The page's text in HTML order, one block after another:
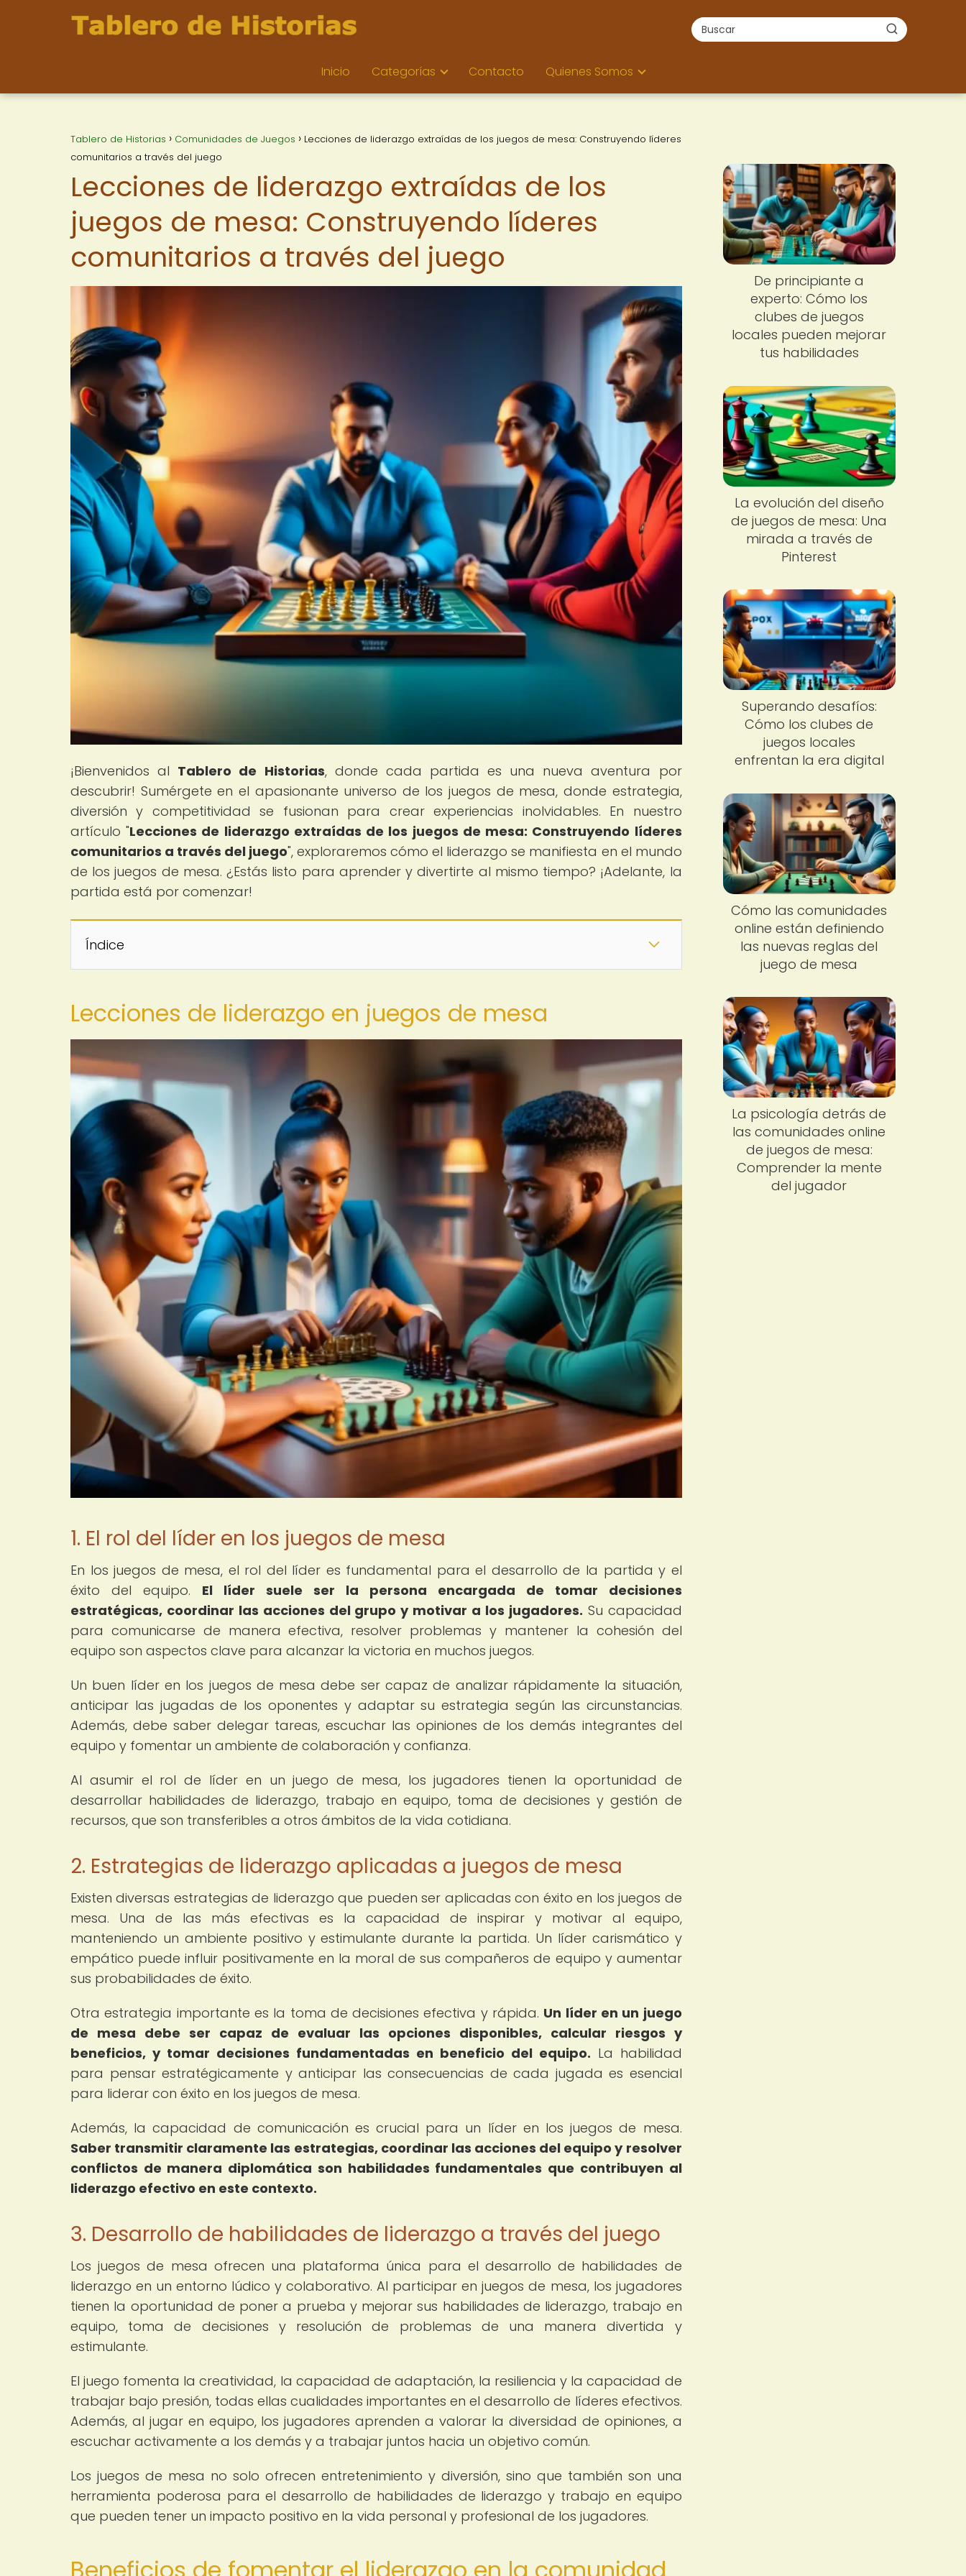
Inicio Categorías Contacto Quienes Somos
Tablero de Historias Comunidades de Juegos
Lecciones de liderazgo extraídas de los juegos de mesa: Construyendo líderes
comunitarios a través del juego
Lecciones de liderazgo extraídas de los
juegos de mesa: Construyendo líderes
comunitarios a través del juego
¡Bienvenidos al Tablero de Historias, donde cada partida es una nueva aventura por
descubrir! Sumérgete en el apasionante universo de los juegos de mesa, donde estrategia,
diversión y competitividad se fusionan para crear experiencias inolvidables. En nuestro
artículo "Lecciones de liderazgo extraídas de los juegos de mesa: Construyendo líderes
comunitarios a través del juego", exploraremos cómo el liderazgo se manifiesta en el mundo
de los juegos de mesa. ¿Estás listo para aprender y divertirte al mismo tiempo? ¡Adelante, la
partida está por comenzar!
Índice
Lecciones de liderazgo en juegos de mesa
1. El rol del líder en los juegos de mesa
En los juegos de mesa, el rol del líder es fundamental para el desarrollo de la partida y el
éxito del equipo. El líder suele ser la persona encargada de tomar decisiones
estratégicas, coordinar las acciones del grupo y motivar a los jugadores. Su capacidad
para comunicarse de manera efectiva, resolver problemas y mantener la cohesión del
equipo son aspectos clave para alcanzar la victoria en muchos juegos.
Un buen líder en los juegos de mesa debe ser capaz de analizar rápidamente la situación,
anticipar las jugadas de los oponentes y adaptar su estrategia según las circunstancias.
Además, debe saber delegar tareas, escuchar las opiniones de los demás integrantes del
equipo y fomentar un ambiente de colaboración y confianza.
Al asumir el rol de líder en un juego de mesa, los jugadores tienen la oportunidad de
desarrollar habilidades de liderazgo, trabajo en equipo, toma de decisiones y gestión de
recursos, que son transferibles a otros ámbitos de la vida cotidiana.
2. Estrategias de liderazgo aplicadas a juegos de mesa
Existen diversas estrategias de liderazgo que pueden ser aplicadas con éxito en los juegos de
mesa. Una de las más efectivas es la capacidad de inspirar y motivar al equipo,
manteniendo un ambiente positivo y estimulante durante la partida. Un líder carismático y
empático puede influir positivamente en la moral de sus compañeros de equipo y aumentar
sus probabilidades de éxito.
Otra estrategia importante es la toma de decisiones efectiva y rápida. Un líder en un juego
de mesa debe ser capaz de evaluar las opciones disponibles, calcular riesgos y
beneficios, y tomar decisiones fundamentadas en beneficio del equipo. La habilidad
para pensar estratégicamente y anticipar las consecuencias de cada jugada es esencial
para liderar con éxito en los juegos de mesa.
Además, la capacidad de comunicación es crucial para un líder en los juegos de mesa.
Saber transmitir claramente las estrategias, coordinar las acciones del equipo y resolver
conflictos de manera diplomática son habilidades fundamentales que contribuyen al
liderazgo efectivo en este contexto.
3. Desarrollo de habilidades de liderazgo a través del juego
Los juegos de mesa ofrecen una plataforma única para el desarrollo de habilidades de
liderazgo en un entorno lúdico y colaborativo. Al participar en juegos de mesa, los jugadores
tienen la oportunidad de poner a prueba y mejorar sus habilidades de liderazgo, trabajo en
equipo, toma de decisiones y resolución de problemas de una manera divertida y
estimulante.
El juego fomenta la creatividad, la capacidad de adaptación, la resiliencia y la capacidad de
trabajar bajo presión, todas ellas cualidades importantes en el desarrollo de líderes efectivos.
Además, al jugar en equipo, los jugadores aprenden a valorar la diversidad de opiniones, a
escuchar activamente a los demás y a trabajar juntos hacia un objetivo común.
Los juegos de mesa no solo ofrecen entretenimiento y diversión, sino que también son una
herramienta poderosa para el desarrollo de habilidades de liderazgo y trabajo en equipo
que pueden tener un impacto positivo en la vida personal y profesional de los jugadores.
Nuevo
De principiante a
experto: Cómo los
clubes de juegos
locales pueden mejorar
tus habilidades
La evolución del diseño
de juegos de mesa: Una
mirada a través de
Pinterest
Superando desafíos:
Cómo los clubes de
juegos locales
enfrentan la era digital
Cómo las comunidades
online están definiendo
las nuevas reglas del
juego de mesa
La psicología detrás de
las comunidades online
de juegos de mesa:
Comprender la mente
del jugador